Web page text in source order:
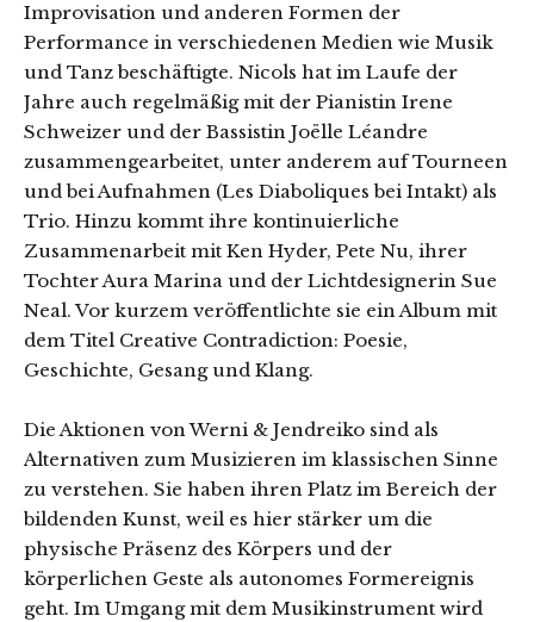
Improvisation und anderen Formen der
Performance in verschiedenen Medien wie Musik
und Tanz beschäftigte. Nicols hat im Laufe der
Jahre auch regelmäßig mit der Pianistin Irene
Schweizer und der Bassistin Joëlle Léandre
zusammengearbeitet, unter anderem auf Tourneen
und bei Aufnahmen (Les Diaboliques bei Intakt) als
Trio. Hinzu kommt ihre kontinuierliche
Zusammenarbeit mit Ken Hyder, Pete Nu, ihrer
Tochter Aura Marina und der Lichtdesignerin Sue
Neal. Vor kurzem veröffentlichte sie ein Album mit
dem Titel Creative Contradiction: Poesie,
Geschichte, Gesang und Klang.
Die Aktionen von Werni & Jendreiko sind als
Alternativen zum Musizieren im klassischen Sinne
zu verstehen. Sie haben ihren Platz im Bereich der
bildenden Kunst, weil es hier stärker um die
physische Präsenz des Körpers und der
körperlichen Geste als autonomes Formereignis
geht. Im Umgang mit dem Musikinstrument wird